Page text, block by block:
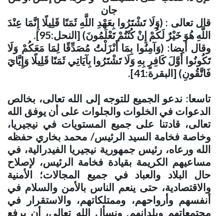
جان
قال تعالى : (وَلَا تَشْتَرُوا بِعَهْدِ اللَّهِ ثَمَنًا قَلِيلًا إِنَّمَا عِنْدَ
اللَّهِ هُوَ خَيْرٌ لَكُمْ إِنْ كُنْتُمْ تَعْلَمُونَ) [النحل:95]
.
وقال أيضا: (وَآمِنُوا بِمَا أَنْزَلْتُ مُصَدِّقًا لِمَا مَعَكُمْ وَلَا
تَكُونُوا أَوَّلَ كَافِرٍ بِهِ وَلَا تَشْتَرُوا بِآيَاتِي ثَمَنًا قَلِيلًا وَإِيَّايَ
فَاتَّقُونِ) [البقرة:41]
.
تاسعا: ندعو الجميع للتوجه إلى الله تعالى، بخالص
الدعوات في الخلوات والجلوات على أن يوفق الله
تعالى، قادتنا على جميع المستويات في نيجيريا،
وخاصة فخامة السيد الرئيس/ محمد بخاري حفظه
الله ورعاه، رئيس جمهورية نيجيريا الفيدرالية، في
مساعيهم الكريمة بقيادة فخامة الرئيس، لإصلاح
حال البلاد والعباد في جميع المجالات؛ الأمنية
والاقتصادية، حتى ينعم الناس بالأمن والسلام في
أنفسهم وأرواحهم، وممتلكاتهم، والاستقرار في
مجتمعاتهم وبلدانهم. ونسأل الله تعالى، أن يرفع